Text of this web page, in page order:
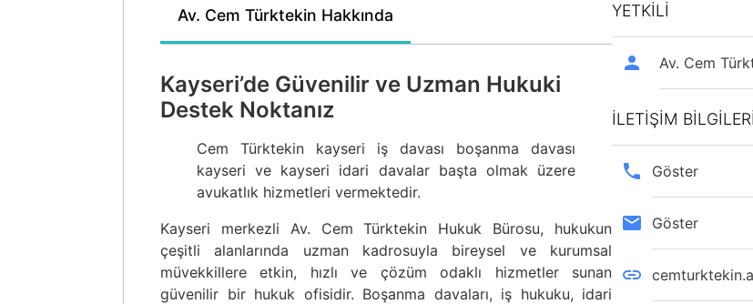
Av. Cem Türktekin Hakkında
Kayseri’de Güvenilir ve Uzman Hukuki
Destek Noktanız
Cem Türktekin kayseri iş davası boşanma davası
kayseri ve kayseri idari davalar başta olmak üzere
avukatlık hizmetleri vermektedir.
Kayseri merkezli Av. Cem Türktekin Hukuk Bürosu, hukukun
çeşitli alanlarında uzman kadrosuyla bireysel ve kurumsal
müvekkillere etkin, hızlı ve çözüm odaklı hizmetler sunan
güvenilir bir hukuk ofisidir. Boşanma davaları, iş hukuku, idari
YETKİLİ
Av. Cem
İLETİŞİM BİLGİLERİ
Göster
Göster